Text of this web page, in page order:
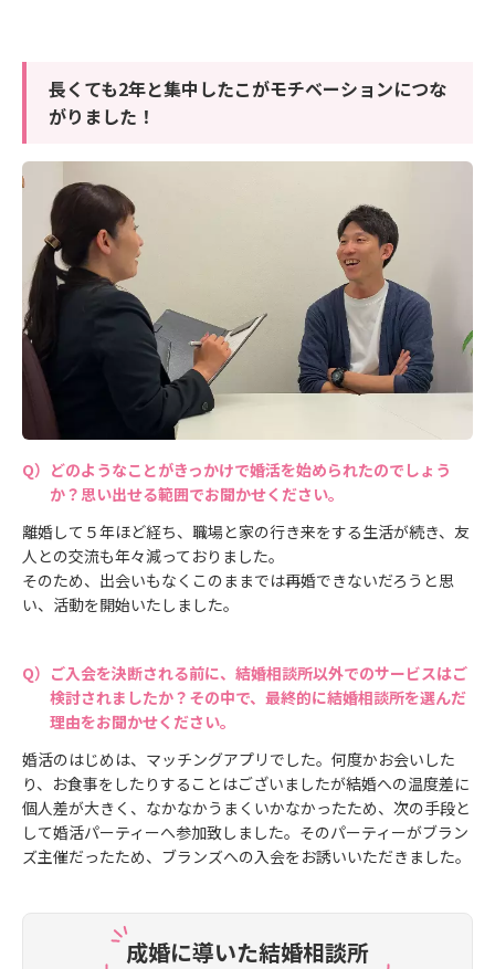
長くても2年と集中したこがモチベーションにつな
がりました！
どのようなことがきっかけで婚活を始められたのでしょう
か？思い出せる範囲でお聞かせください。
離婚して５年ほど経ち、職場と家の行き来をする生活が続き、友
人との交流も年々減っておりました。
そのため、出会いもなくこのままでは再婚できないだろうと思
い、活動を開始いたしました。
ご入会を決断される前に、結婚相談所以外でのサービスはご
検討されましたか？その中で、最終的に結婚相談所を選んだ
理由をお聞かせください。
婚活のはじめは、マッチングアプリでした。何度かお会いした
り、お食事をしたりすることはございましたが結婚への温度差に
個人差が大きく、なかなかうまくいかなかったため、次の手段と
して婚活パーティーへ参加致しました。そのパーティーがブラン
ズ主催だったため、ブランズへの入会をお誘いいただきました。
成婚に導いた結婚相談所